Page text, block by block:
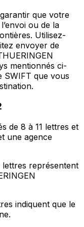
que votre
ou de la
Utilisez-
envoyer de
mentionnés ci-
SWIFT que vous
de 8 à 11 lettres et
une agence
lettres représentent
indiquent que le